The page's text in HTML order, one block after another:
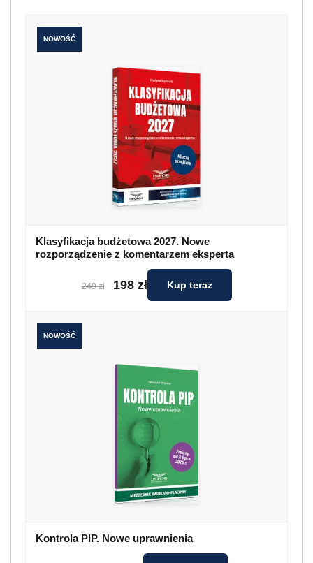
NOWOŚĆ
Klasyfikacja budżetowa 2027. Nowe
rozporządzenie z komentarzem eksperta
249 zł 198 zł Kup teraz
NOWOŚĆ
Kontrola PIP. Nowe uprawnienia